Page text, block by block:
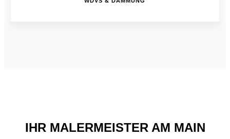
IHR MALERMEISTER AM MAIN